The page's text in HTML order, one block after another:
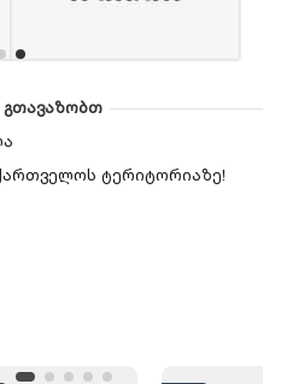
გთავაზობთ
ტერიტორიაზე!